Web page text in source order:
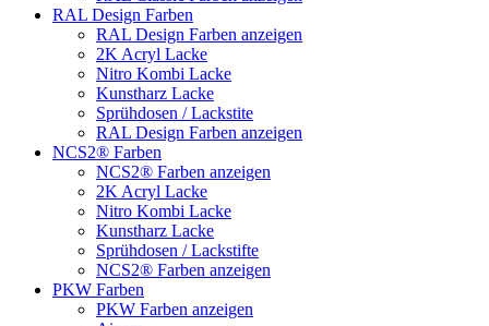
RAL Design Farben
RAL Design Farben anzeigen
2K Acryl Lacke
Nitro Kombi Lacke
Kunstharz Lacke
Sprühdosen / Lackstite
RAL Design Farben anzeigen
NCS2® Farben
NCS2® Farben anzeigen
2K Acryl Lacke
Nitro Kombi Lacke
Kunstharz Lacke
Sprühdosen / Lackstifte
NCS2® Farben anzeigen
PKW Farben
PKW Farben anzeigen